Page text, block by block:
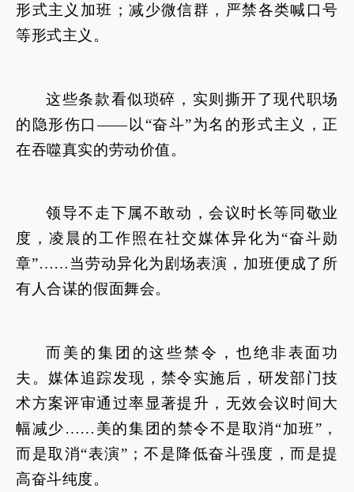
形式主义加班；减少微信群，严禁各类喊口号
等形式主义。
这些条款看似琐碎，实则撕开了现代职场
的隐形伤口——以“奋斗”为名的形式主义，正
在吞噬真实的劳动价值。
领导不走下属不敢动，会议时长等同敬业
度，凌晨的工作照在社交媒体异化为“奋斗勋
章”……当劳动异化为剧场表演，加班便成了所
有人合谋的假面舞会。
而美的集团的这些禁令，也绝非表面功
夫。媒体追踪发现，禁令实施后，研发部门技
术方案评审通过率显著提升，无效会议时间大
幅减少……美的集团的禁令不是取消“加班”，
而是取消“表演”；不是降低奋斗强度，而是提
高奋斗纯度。